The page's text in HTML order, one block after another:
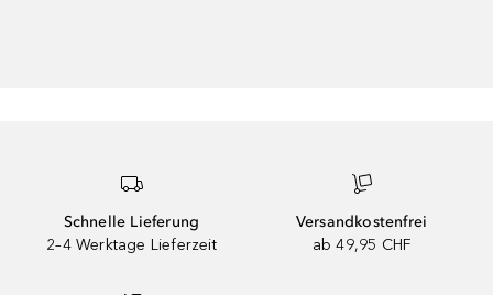
Schnelle Lieferung
2–4 Werktage Lieferzeit
Versandkostenfrei
ab 49,95 CHF